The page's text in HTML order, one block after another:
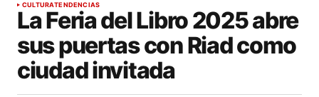
CULTURATENDENCIAS
La Feria del Libro 2025 abre
sus puertas con Riad como
ciudad invitada